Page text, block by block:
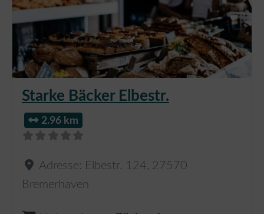
Starke Bäcker Elbestr.
2.96 km
Adresse: Elbestr. 124, 27570
Bremerhaven